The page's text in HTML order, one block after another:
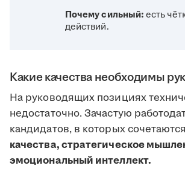
Почему сильный:есть
действий.
Какие качества необходимы
На руководящих позициях
недостаточно. Зачастую
кандидатов, в которых сочетаются
качества, стратегическое
эмоциональный интеллект.